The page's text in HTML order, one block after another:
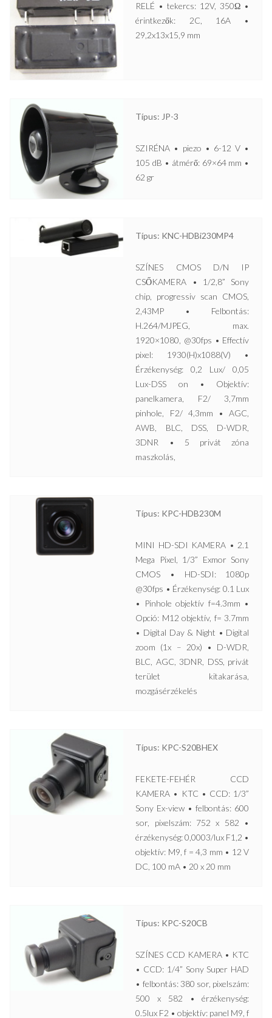
RELÉ • tekercs: 12V, 350Ω •
érintkezők: 2C, 16A •
29,2x13x15,9 mm
Típus: JP-3
SZIRÉNA • piezo • 6-12 V •
105 dB • átmérő: 69×64 mm •
62 gr
Típus: KNC-HDBi230MP4
SZÍNES CMOS D/N IP
CSŐKAMERA • 1/2,8” Sony
chip, progressiv scan CMOS,
2,43MP • Felbontás:
H.264/MJPEG, max.
1920×1080, @30fps • Effectív
pixel: 1930(H)x1088(V) •
Érzékenység: 0,2 Lux/ 0,05
Lux-DSS on • Objektív:
panelkamera, F2/ 3,7mm
pinhole, F2/ 4,3mm • AGC,
AWB, BLC, DSS, D-WDR,
3DNR • 5 privát zóna
maszkolás,
Típus: KPC-HDB230M
MINI HD-SDI KAMERA • 2.1
Mega Pixel, 1/3” Exmor Sony
CMOS • HD-SDI: 1080p
@30fps • Érzékenység: 0.1 Lux
• Pinhole objektív f=4.3mm •
Opció: M12 objektív, f= 3.7mm
• Digital Day & Night • Digital
zoom (1x – 20x) • D-WDR,
BLC, AGC, 3DNR, DSS, privát
terület kitakarása,
mozgásérzékelés
Típus: KPC-S20BHEX
FEKETE-FEHÉR CCD
KAMERA • KTC • CCD: 1/3”
Sony Ex-view • felbontás: 600
sor, pixelszám: 752 x 582 •
érzékenység: 0,0003/lux F1,2 •
objektív: M9, f = 4,3 mm • 12 V
DC, 100 mA • 20 x 20 mm
Típus: KPC-S20CB
SZÍNES CCD KAMERA • KTC
• CCD: 1/4” Sony Super HAD
• felbontás: 380 sor, pixelszám:
500 x 582 • érzékenység:
0.5lux F2 • objektív: panel M9, f